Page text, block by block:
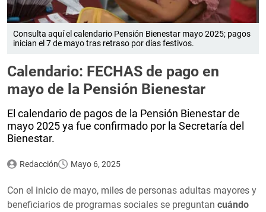
Consulta aquí el calendario Pensión Bienestar mayo 2025; pagos
inician el 7 de mayo tras retraso por días festivos.
Calendario: FECHAS de pago en
mayo de la Pensión Bienestar
El calendario de pagos de la Pensión Bienestar de
mayo 2025 ya fue confirmado por la Secretaría del
Bienestar.
Redacción Mayo 6, 2025
Con el inicio de mayo, miles de personas adultas mayores y
beneficiarios de programas sociales se preguntan cuándo